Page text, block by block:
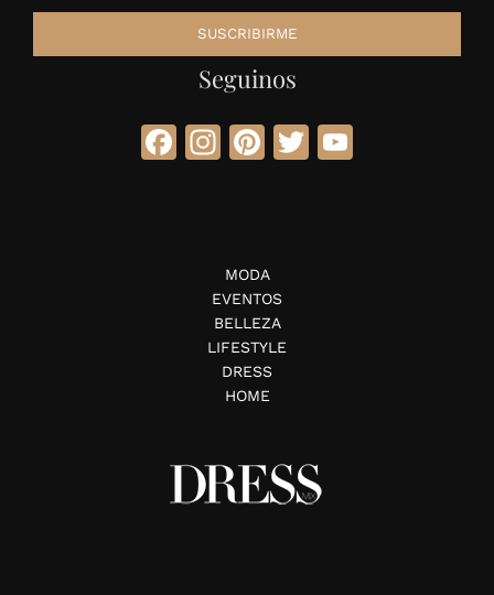
Seguinos
Facebook
Instagram
Pinterest
Twitter
MODA
EVENTOS
BELLEZA
LIFESTYLE
DRESS
HOME